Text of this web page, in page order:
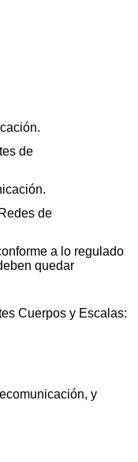
de
de
a lo regulado
quedar
Cuerpos y Escalas:
y